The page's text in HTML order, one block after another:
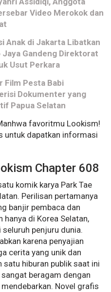
Video Merokok dan
Anak di Jakarta Libatkan
Gandeng Direktorat
Usut Perkara
Film Pesta Babi
Dokumenter yang
Papua Selatan
favoritmu Lookism!
untuk dapatkan informasi
Chapter 608
komik karya Park Tae
Perilisan pertamanya
banjir pembaca dan
hanya di Korea Selatan,
penjuru dunia.
karena penyajian
cerita yang unik dan
hiburan publik saat ini
beragam dengan
Novel grafis